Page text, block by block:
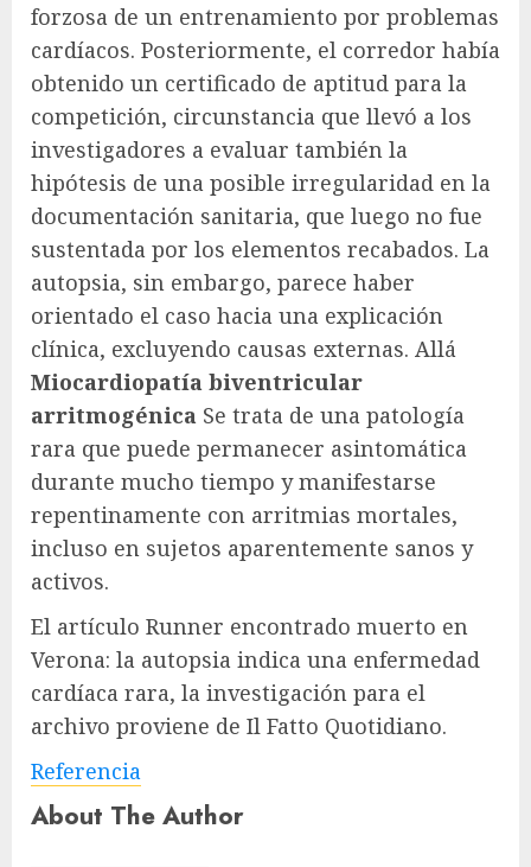
forzosa de un entrenamiento por problemas
cardíacos. Posteriormente, el corredor había
obtenido un certificado de aptitud para la
competición, circunstancia que llevó a los
investigadores a evaluar también la
hipótesis de una posible irregularidad en la
documentación sanitaria, que luego no fue
sustentada por los elementos recabados. La
autopsia, sin embargo, parece haber
orientado el caso hacia una explicación
clínica, excluyendo causas externas. Allá
Miocardiopatía biventricular
arritmogénica Se trata de una patología
rara que puede permanecer asintomática
durante mucho tiempo y manifestarse
repentinamente con arritmias mortales,
incluso en sujetos aparentemente sanos y
activos.
El artículo Runner encontrado muerto en
Verona: la autopsia indica una enfermedad
cardíaca rara, la investigación para el
archivo proviene de Il Fatto Quotidiano.
Referencia
About The Author